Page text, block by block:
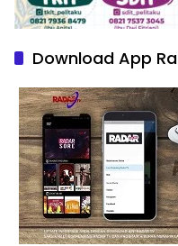
Download App